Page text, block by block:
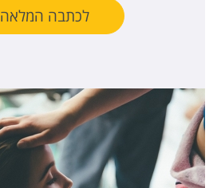
לכתבה המלאה